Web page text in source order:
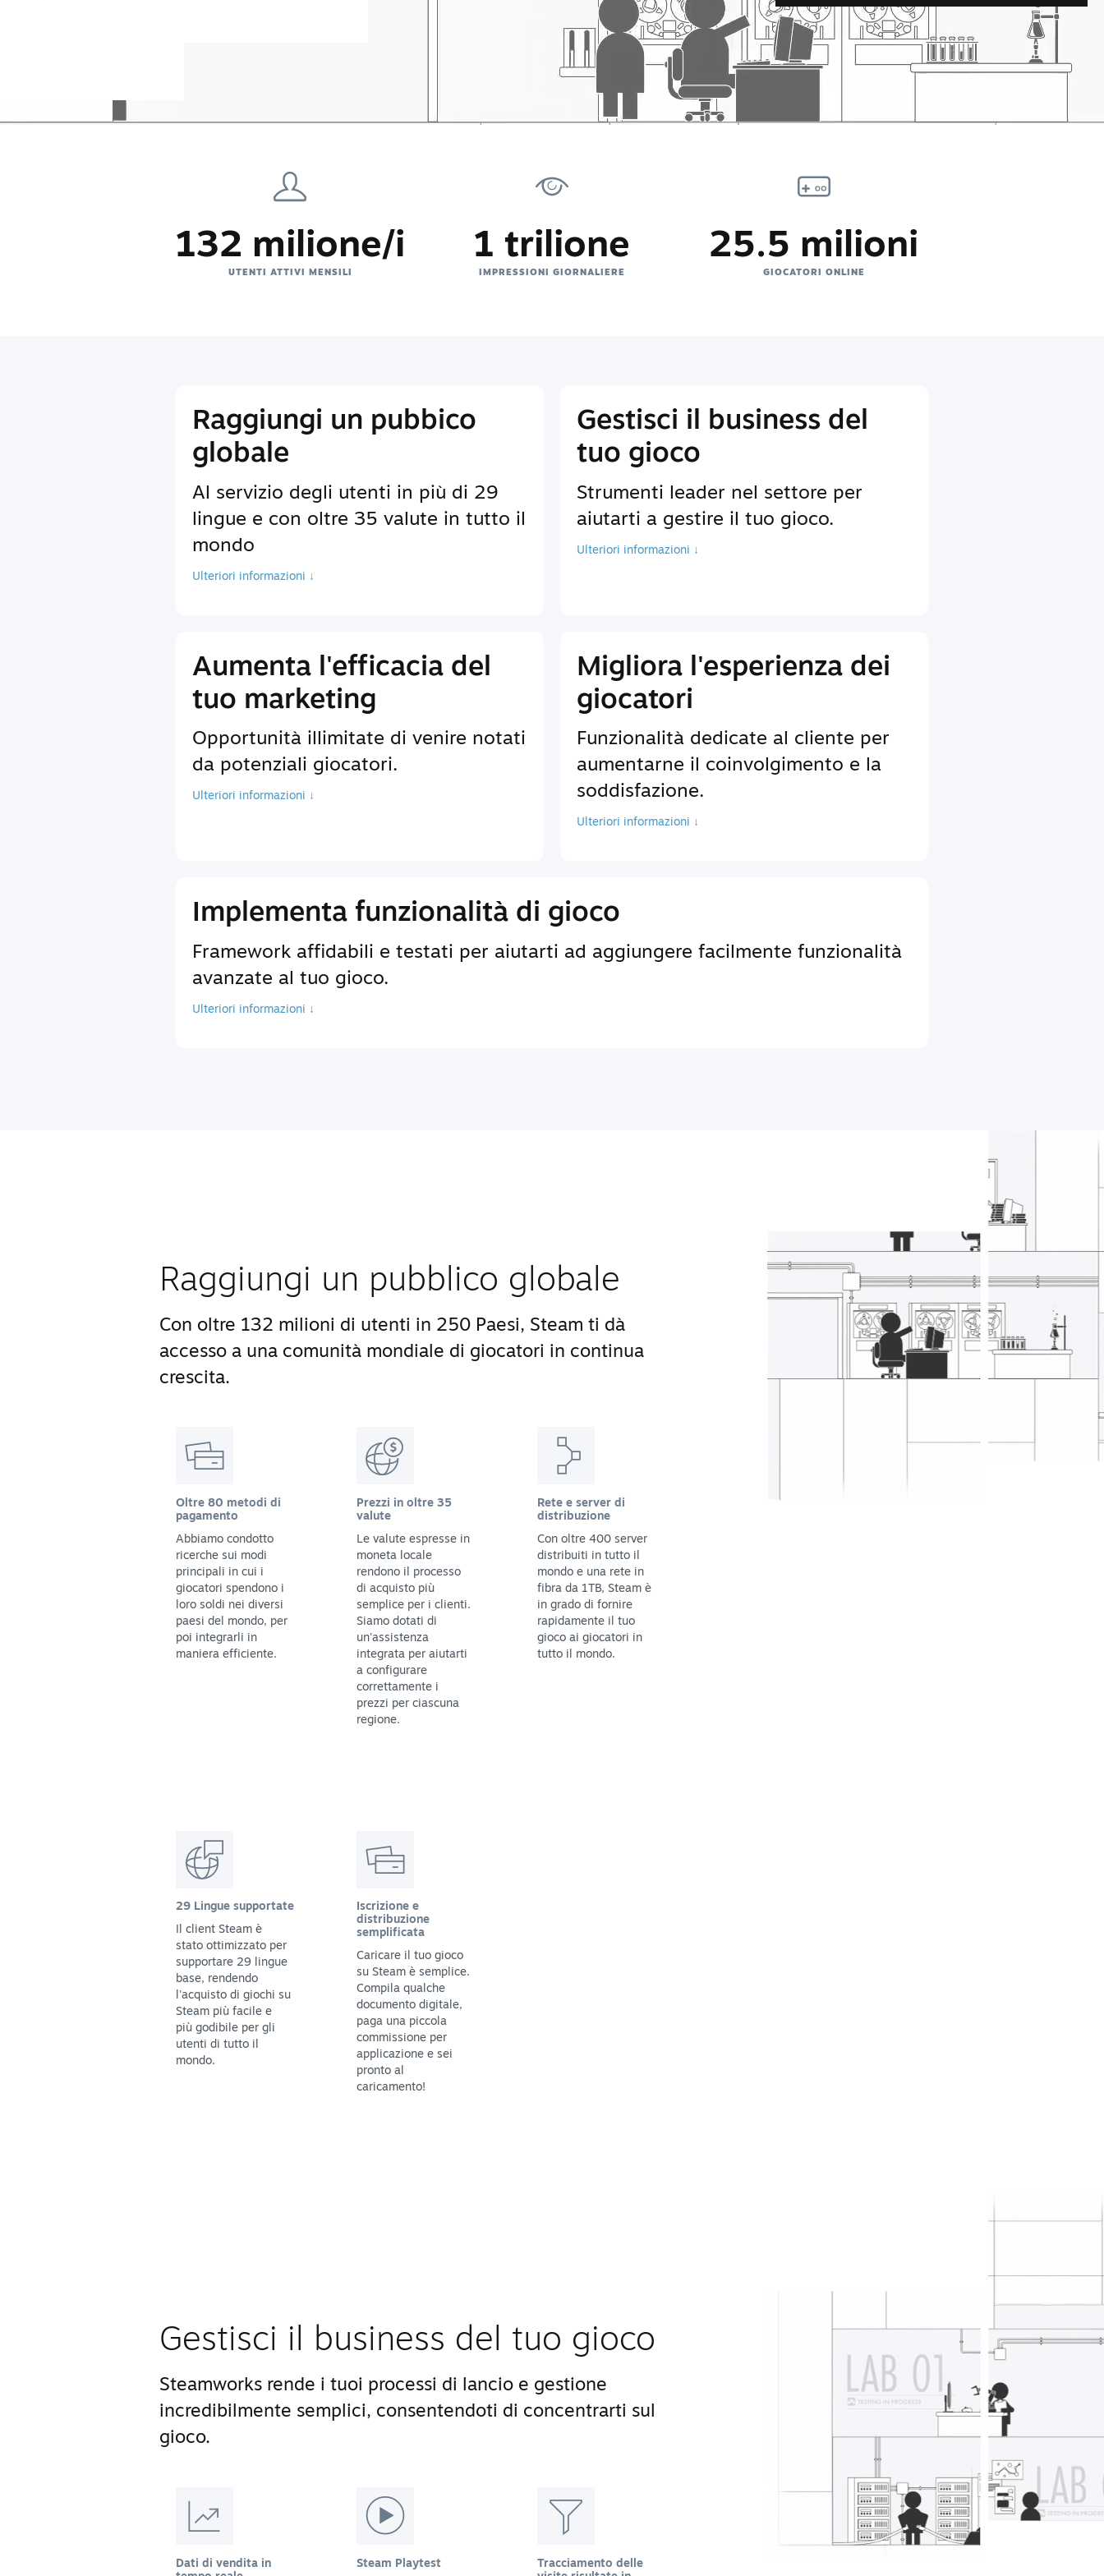
132 milione/i
UTENTI ATTIVI MENSILI
1 trilione
IMPRESSIONI GIORNALIERE
25.5 milioni
GIOCATORI ONLINE
Raggiungi un pubbico
globale
Al servizio degli utenti in più di 29
lingue e con oltre 35 valute in tutto il
mondo
Ulteriori informazioni ↓
Gestisci il business del
tuo gioco
Strumenti leader nel settore per
aiutarti a gestire il tuo gioco.
Ulteriori informazioni ↓
Aumenta l'efficacia del
tuo marketing
Opportunità illimitate di venire notati
da potenziali giocatori.
Ulteriori informazioni ↓
Migliora l'esperienza dei
giocatori
Funzionalità dedicate al cliente per
aumentarne il coinvolgimento e la
soddisfazione.
Ulteriori informazioni ↓
Implementa funzionalità di gioco
Framework affidabili e testati per aiutarti ad aggiungere facilmente funzionalità
avanzate al tuo gioco.
Ulteriori informazioni ↓
Raggiungi un pubblico globale
Con oltre 132 milioni di utenti in 250 Paesi, Steam ti dà
accesso a una comunità mondiale di giocatori in continua
crescita.
Oltre 80 metodi di
pagamento
Abbiamo condotto
ricerche sui modi
principali in cui i
giocatori spendono i
loro soldi nei diversi
paesi del mondo, per
poi integrarli in
maniera efficiente.
Prezzi in oltre 35
valute
Le valute espresse in
moneta locale
rendono il processo
di acquisto più
semplice per i clienti.
Siamo dotati di
un'assistenza
integrata per aiutarti
a configurare
correttamente i
prezzi per ciascuna
regione.
Rete e server di
distribuzione
Con oltre 400 server
distribuiti in tutto il
mondo e una rete in
fibra da 1TB, Steam è
in grado di fornire
rapidamente il tuo
gioco ai giocatori in
tutto il mondo.
29 Lingue supportate
Il client Steam è
stato ottimizzato per
supportare 29 lingue
base, rendendo
l'acquisto di giochi su
Steam più facile e
più godibile per gli
utenti di tutto il
mondo.
Iscrizione e
distribuzione
semplificata
Caricare il tuo gioco
su Steam è semplice.
Compila qualche
documento digitale,
paga una piccola
commissione per
applicazione e sei
pronto al
caricamento!
Gestisci il business del tuo gioco
Steamworks rende i tuoi processi di lancio e gestione
incredibilmente semplici, consentendoti di concentrarti sul
gioco.
Dati di vendita in
Steam Playtest
Tracciamento delle